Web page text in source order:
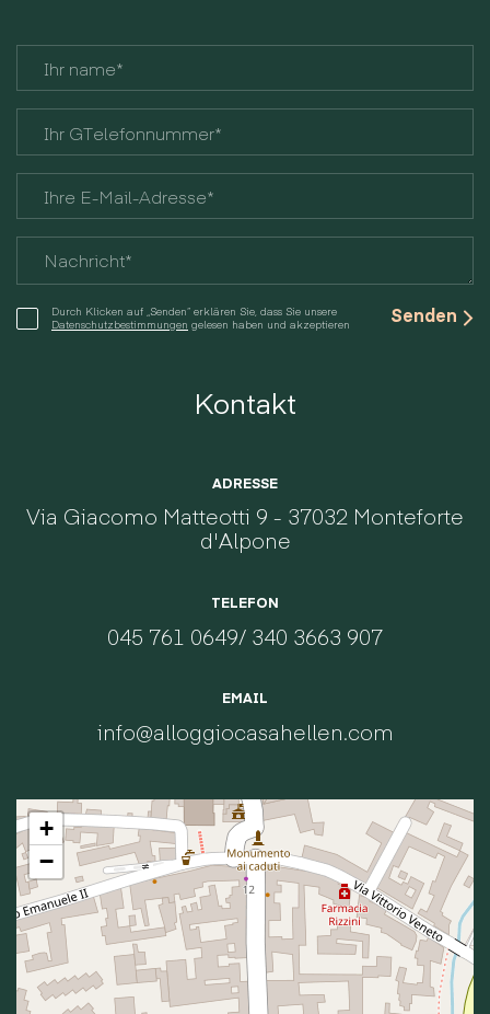
Durch Klicken auf „Senden“ erklären Sie, dass Sie unsere
Datenschutzbestimmungen gelesen haben und akzeptieren
Kontakt
ADRESSE
Via Giacomo Matteotti 9 - 37032 Monteforte
d'Alpone
TELEFON
045 761 0649/ 340 3663 907
EMAIL
info@alloggiocasahellen.com
+
−